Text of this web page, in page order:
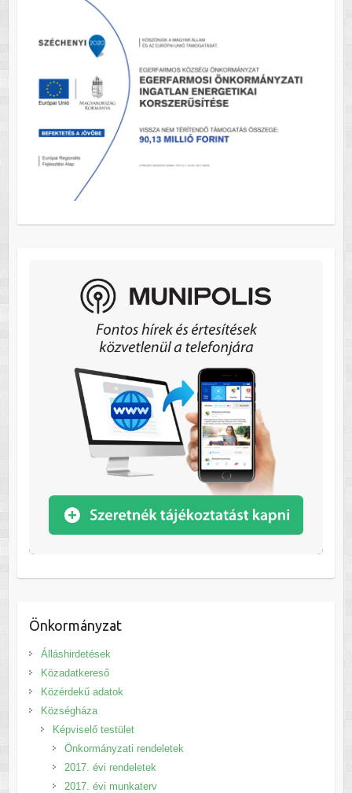
Önkormányzat
Álláshirdetések
Közadatkereső
Közérdekű adatok
Községháza
Képviselő testület
Önkormányzati rendeletek
2017. évi rendeletek
2017. évi munkaterv